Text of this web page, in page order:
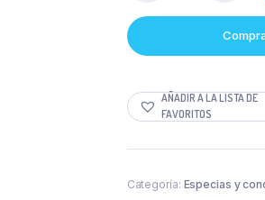
120
GR
ESCARCHADOR
)
AÑADIR A LA LISTA DE
FAVORITOS
Categoría: Especias y